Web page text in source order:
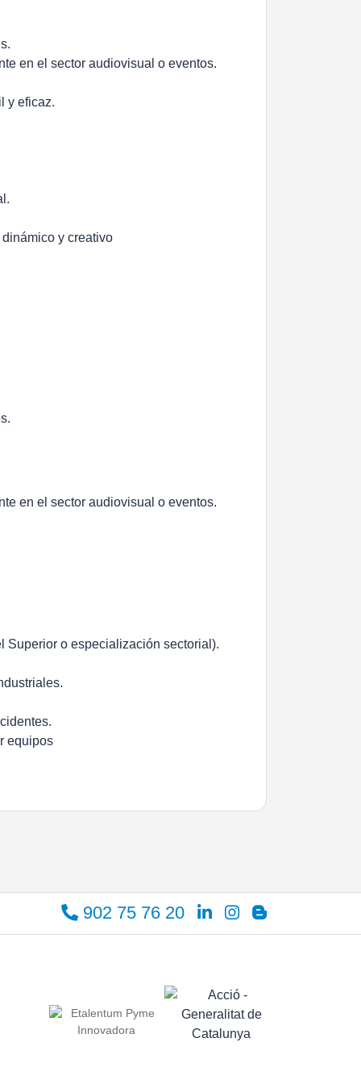
en el sector audiovisual o eventos.
y eficaz.
y creativo
en el sector audiovisual o eventos.
Superior o especialización sectorial).
equipos
902 75 76 20